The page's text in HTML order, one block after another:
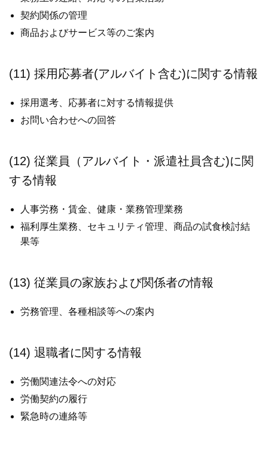
契約関係の管理
商品およびサービス等のご案内
(11) 採用応募者(アルバイト含む)に関する情報
採用選考、応募者に対する情報提供
お問い合わせへの回答
(12) 従業員（アルバイト・派遣社員含む)に関
する情報
人事労務・賃金、健康・業務管理業務
福利厚生業務、セキュリティ管理、商品の試食検討結
果等
(13) 従業員の家族および関係者の情報
労務管理、各種相談等への案内
(14) 退職者に関する情報
労働関連法令への対応
労働契約の履行
緊急時の連絡等